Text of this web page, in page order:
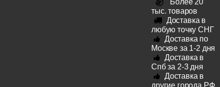
Более 20
тыс. товаров
Доставка в
любую точку СНГ
Доставка по
Москве за 1-2 дня
Доставка в
Спб за 2-3 дня
Доставка в